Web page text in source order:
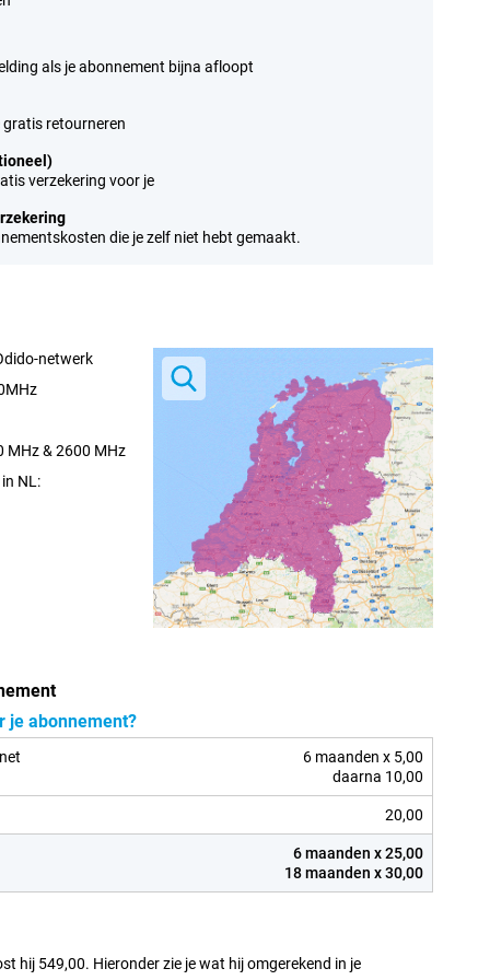
als je abonnement bijna afloopt
gratis retourneren
verzekering voor je
die je zelf niet hebt gemaakt.
netwerk
MHz & 2600 MHz
NL:
je abonnement?
6 maanden x 5,00
daarna 10,00
20,00
6 maanden x 25,00
18 maanden x 30,00
hij 549,00. Hieronder zie je wat hij omgerekend in je